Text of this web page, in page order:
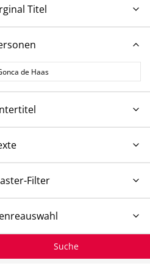
Titel
Filter
Suche